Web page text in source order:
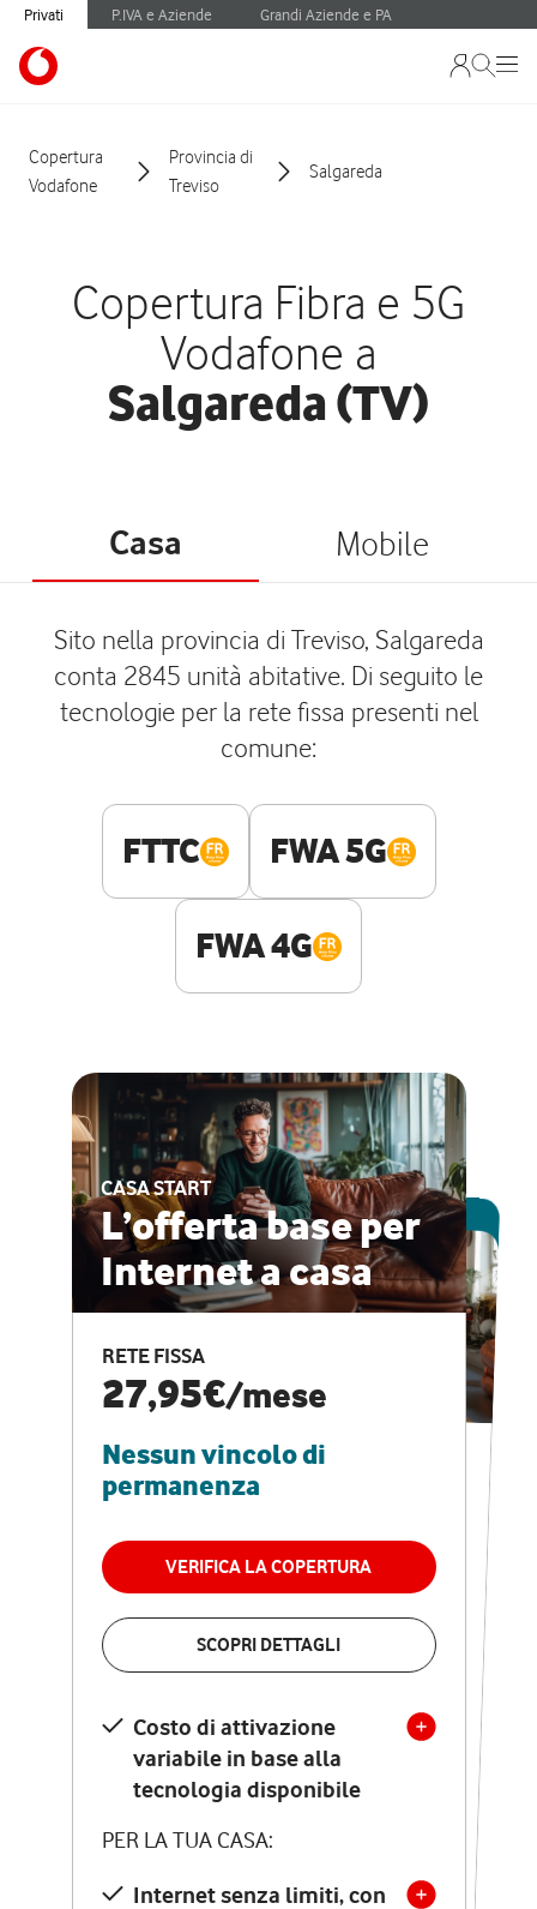
Privati P.IVA e Aziende Grandi Aziende e PA
Copertura
Vodafone
Provincia di
Treviso
Salgareda
Copertura Fibra e 5G
Vodafone a
Salgareda (TV)
Casa Mobile
Sito nella provincia di Treviso, Salgareda
conta 2845 unità abitative. Di seguito le
tecnologie per la rete fissa presenti nel
comune:
FTTC FWA 5G
FWA 4G
CASA START
L’offerta base per
Internet a casa
RETE FISSA
27,95€/mese
Nessun vincolo di
permanenza
VERIFICA LA COPERTURA
SCOPRI DETTAGLI
Costo di attivazione
variabile in base alla
tecnologia disponibile
PER LA TUA CASA:
Internet senza limiti, con
ESCLUSIVA ONLINE
CASA PRO
Internet veloce e
vantaggi speciali
RETE FISSA + VODAFONE CLUB
29,95€
permanenza
VERIFICA LA COPERTURA
Costo di attivazione
variabile in base alla
tecnologia disponibile
PER LA TUA CASA:
Internet senza limiti, con
la migliore tecnologia